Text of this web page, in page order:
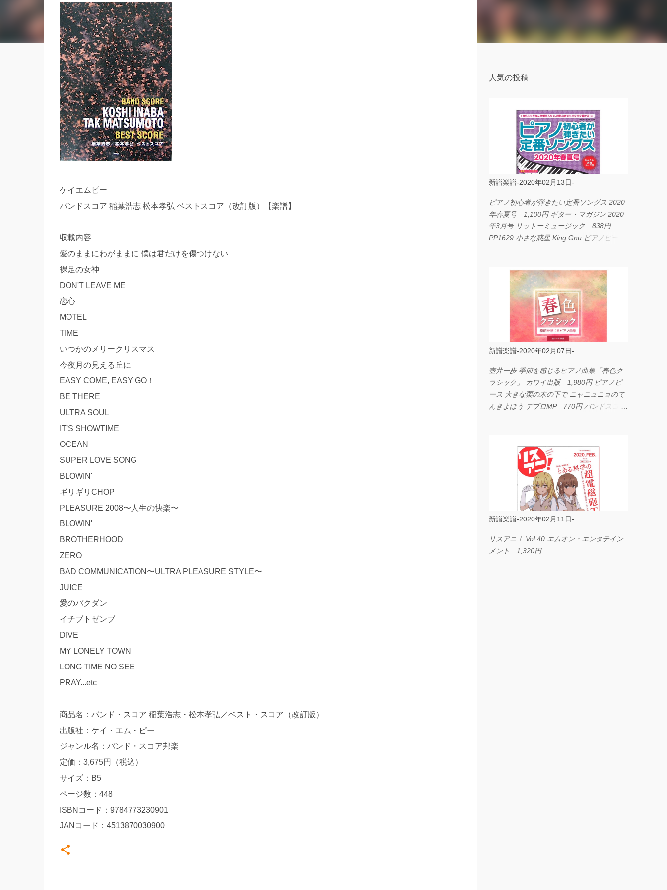
ケイエムピー
バンドスコア 稲葉浩志 松本孝弘 ベストスコア（改訂版）【楽譜】
収載内容
愛のままにわがままに 僕は君だけを傷つけない
裸足の女神
DON'T LEAVE ME
恋心
MOTEL
TIME
いつかのメリークリスマス
今夜月の見える丘に
EASY COME, EASY GO！
BE THERE
ULTRA SOUL
IT'S SHOWTIME
OCEAN
SUPER LOVE SONG
BLOWIN'
ギリギリCHOP
PLEASURE 2008〜人生の快楽〜
BLOWIN'
BROTHERHOOD
ZERO
BAD COMMUNICATION〜ULTRA PLEASURE STYLE〜
JUICE
愛のバクダン
イチブトゼンブ
DIVE
MY LONELY TOWN
LONG TIME NO SEE
PRAY...etc
商品名：バンド・スコア 稲葉浩志・松本孝弘／ベスト・スコア（改訂版）
出版社：ケイ・エム・ピー
ジャンル名：バンド・スコア邦楽
定価：3,675円（税込）
サイズ：B5
ページ数：448
ISBNコード：9784773230901
JANコード：4513870030900
人気の投稿
新譜楽譜-2020年02月13日-
ピアノ初心者が弾きたい定番ソングス 2020
年春夏号 1,100円 ギター・マガジン 2020
年3月号 リットーミュージック 838円
PP1629 小さな惑星 King Gnu ピアノピース
LOVE... Official髭男dism バンドピース フェ
アリー 825円
新譜楽譜-2020年02月07日-
壺井一歩 季節を感じるピアノ曲集「春色ク
ラシック」 カワイ出版 1,980円 ピアノピ
ース 大きな栗の木の下で ニャニュニョのて
んきよほう デプロMP 770円 バンドスコア
ス I LOVE．．． Official髭男dism やさしく
弾ける ピアノピース フェアリー 660円
BP2225 Kingdom of the Heavens 春畑道哉
バンドピース フェアリー 825円
新譜楽譜-2020年02月11日-
リスアニ！ Vol.40 エムオン・エンタテイン
メント 1,320円